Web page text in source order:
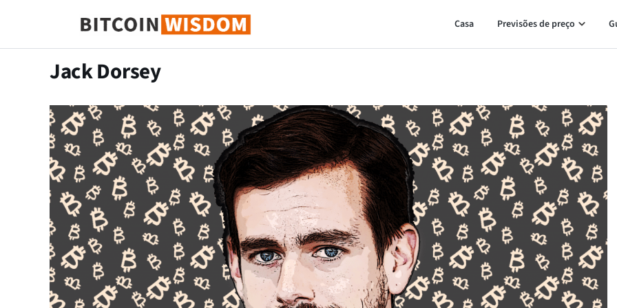
Sabedoria do Bitcoin
Casa Previsões de preço
Jack Dorsey